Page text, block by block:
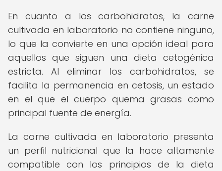
En cuanto a los carbohidratos, la carne
cultivada en laboratorio no contiene ninguno,
lo que la convierte en una opción ideal para
aquellos que siguen una dieta cetogénica
estricta. Al eliminar los carbohidratos, se
facilita la permanencia en cetosis, un estado
en el que el cuerpo quema grasas como
principal fuente de energía.
La carne cultivada en laboratorio presenta
un perfil nutricional que la hace altamente
compatible con los principios de la dieta